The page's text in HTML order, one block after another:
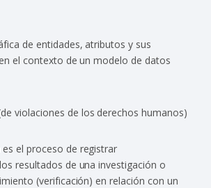
de entidades, atributos y sus
el contexto de un modelo de datos
violaciones de los derechos humanos)
el proceso de registrar
resultados de una investigación o
(verificación) en relación con un